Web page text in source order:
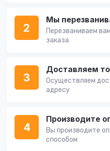
2
Мы
Перезваниваем
заказа
3
Доставляем
Осуществляем
адресу
4
Производите
Вы производите
способом